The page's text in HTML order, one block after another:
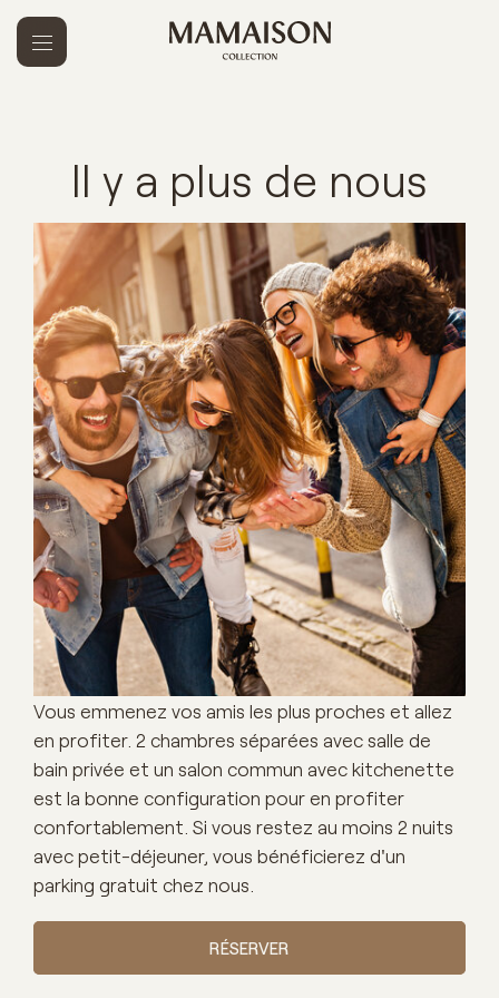
Il y a plus de nous
Vous emmenez vos amis les plus proches et allez
en profiter. 2 chambres séparées avec salle de
bain privée et un salon commun avec kitchenette
est la bonne configuration pour en profiter
confortablement. Si vous restez au moins 2 nuits
avec petit-déjeuner, vous bénéficierez d'un
parking gratuit chez nous.
RÉSERVER